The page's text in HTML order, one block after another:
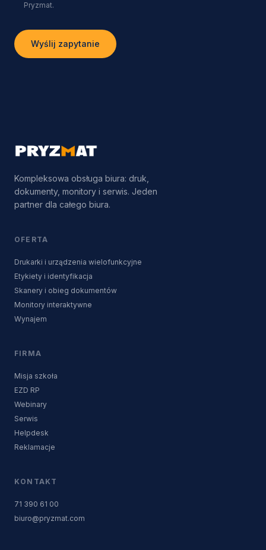
Pryzmat.
Wyślij zapytanie
Kompleksowa obsługa biura: druk,
dokumenty, monitory i serwis. Jeden
partner dla całego biura.
OFERTA
Drukarki i urządzenia wielofunkcyjne
Etykiety i identyfikacja
Skanery i obieg dokumentów
Monitory interaktywne
Wynajem
FIRMA
Misja szkoła
EZD RP
Webinary
Serwis
Helpdesk
Reklamacje
KONTAKT
71 390 61 00
biuro@pryzmat.com